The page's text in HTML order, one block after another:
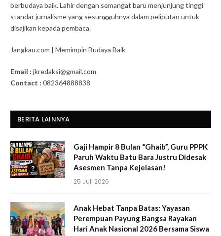
berbudaya baik. Lahir dengan semangat baru menjunjung tinggi
standar jurnalisme yang sesungguhnya dalam peliputan untuk
disajikan kepada pembaca.
Jangkau.com | Memimpin Budaya Baik
Email : jkredaksi@gmail.com
Contact : 082364888838
BERITA LAINNYA
Gaji Hampir 8 Bulan “Ghaib”, Guru PPPK
Paruh Waktu Batu Bara Justru Didesak
Asesmen Tanpa Kejelasan!
25 Juli 2026
Anak Hebat Tanpa Batas: Yayasan
Perempuan Payung Bangsa Rayakan
Hari Anak Nasional 2026 Bersama Siswa